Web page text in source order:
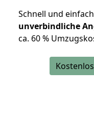
Schnell und einfach
unverbindliche
ca. 60 %